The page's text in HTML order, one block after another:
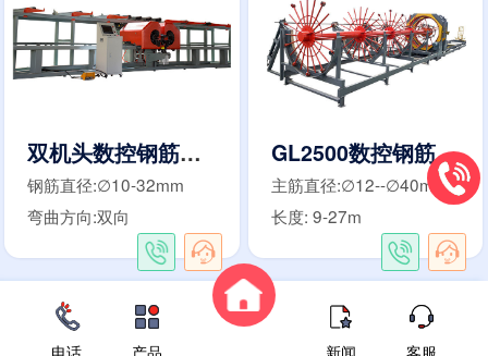
双机头数控钢筋弯曲中心
钢筋直径:∅10-32mm
弯曲方向:双向
GL2500数控钢筋笼滚焊机
主筋直径:∅12--∅40mm
长度: 9-27m